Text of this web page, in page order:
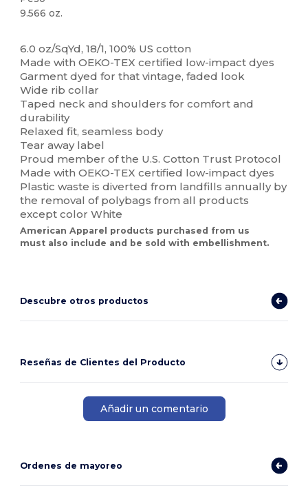
9.566 oz.
6.0 oz/SqYd, 18/1, 100% US cotton
Made with OEKO-TEX certified low-impact dyes
Garment dyed for that vintage, faded look
Wide rib collar
Taped neck and shoulders for comfort and
durability
Relaxed fit, seamless body
Tear away label
Proud member of the U.S. Cotton Trust Protocol
Made with OEKO-TEX certified low-impact dyes
Plastic waste is diverted from landfills annually by
the removal of polybags from all products
except color White
American Apparel products purchased from us
must also include and be sold with embellishment.
Descubre otros productos
Reseñas de Clientes del Producto
Añadir un comentario
Ordenes de mayoreo